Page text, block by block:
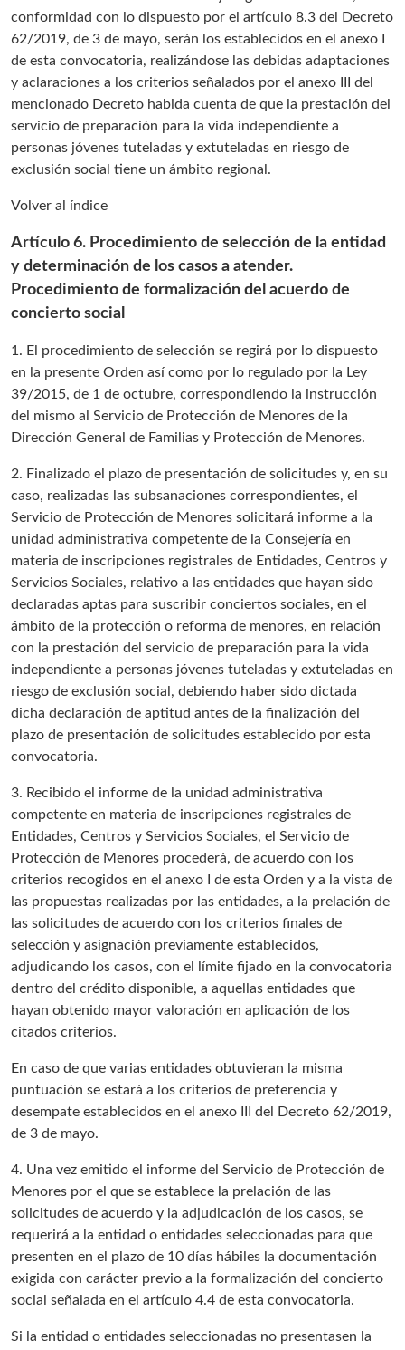
conformidad con lo dispuesto por el artículo 8.3 del Decreto
62/2019, de 3 de mayo, serán los establecidos en el anexo I
de esta convocatoria, realizándose las debidas adaptaciones
y aclaraciones a los criterios señalados por el anexo III del
mencionado Decreto habida cuenta de que la prestación del
servicio de preparación para la vida independiente a
personas jóvenes tuteladas y extuteladas en riesgo de
exclusión social tiene un ámbito regional.
Volver al índice
Artículo 6. Procedimiento de selección de la entidad
y determinación de los casos a atender.
Procedimiento de formalización del acuerdo de
concierto social
1. El procedimiento de selección se regirá por lo dispuesto
en la presente Orden así como por lo regulado por la Ley
39/2015, de 1 de octubre, correspondiendo la instrucción
del mismo al Servicio de Protección de Menores de la
Dirección General de Familias y Protección de Menores.
2. Finalizado el plazo de presentación de solicitudes y, en su
caso, realizadas las subsanaciones correspondientes, el
Servicio de Protección de Menores solicitará informe a la
unidad administrativa competente de la Consejería en
materia de inscripciones registrales de Entidades, Centros y
Servicios Sociales, relativo a las entidades que hayan sido
declaradas aptas para suscribir conciertos sociales, en el
ámbito de la protección o reforma de menores, en relación
con la prestación del servicio de preparación para la vida
independiente a personas jóvenes tuteladas y extuteladas en
riesgo de exclusión social, debiendo haber sido dictada
dicha declaración de aptitud antes de la finalización del
plazo de presentación de solicitudes establecido por esta
convocatoria.
3. Recibido el informe de la unidad administrativa
competente en materia de inscripciones registrales de
Entidades, Centros y Servicios Sociales, el Servicio de
Protección de Menores procederá, de acuerdo con los
criterios recogidos en el anexo I de esta Orden y a la vista de
las propuestas realizadas por las entidades, a la prelación de
las solicitudes de acuerdo con los criterios finales de
selección y asignación previamente establecidos,
adjudicando los casos, con el límite fijado en la convocatoria
dentro del crédito disponible, a aquellas entidades que
hayan obtenido mayor valoración en aplicación de los
citados criterios.
En caso de que varias entidades obtuvieran la misma
puntuación se estará a los criterios de preferencia y
desempate establecidos en el anexo III del Decreto 62/2019,
de 3 de mayo.
4. Una vez emitido el informe del Servicio de Protección de
Menores por el que se establece la prelación de las
solicitudes de acuerdo y la adjudicación de los casos, se
requerirá a la entidad o entidades seleccionadas para que
presenten en el plazo de 10 días hábiles la documentación
exigida con carácter previo a la formalización del concierto
social señalada en el artículo 4.4 de esta convocatoria.
Si la entidad o entidades seleccionadas no presentasen la